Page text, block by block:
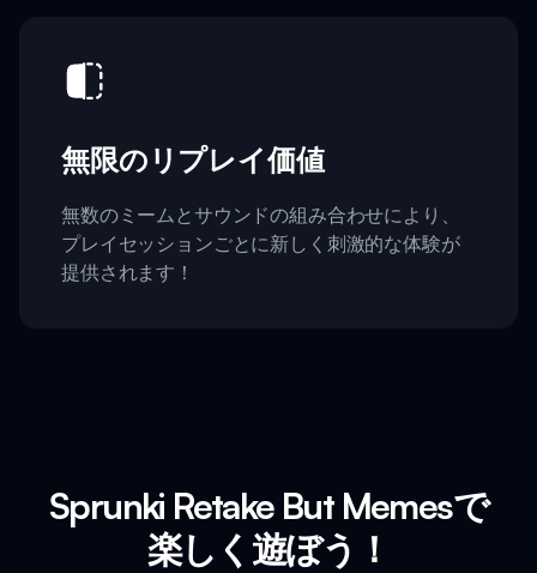
無限のリプレイ価値
無数のミームとサウンドの組み合わせにより、
プレイセッションごとに新しく刺激的な体験が
提供されます！
Sprunki Retake But Memesで
楽しく遊ぼう！